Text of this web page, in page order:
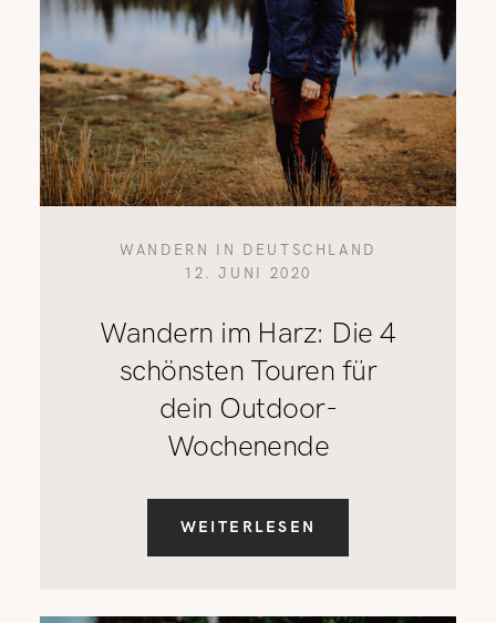
WANDERN IN DEUTSCHLAND
12. JUNI 2020
Wandern im Harz: Die 4
schönsten Touren für
dein Outdoor-
Wochenende
WEITERLESEN